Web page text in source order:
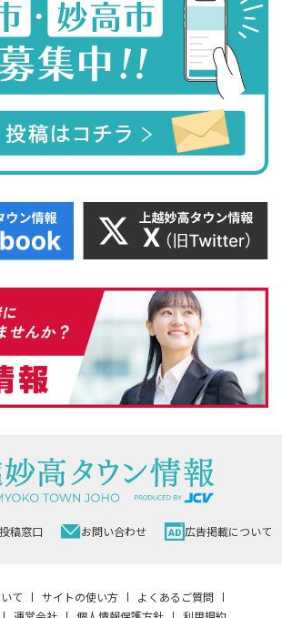
投稿窓口 お問い合わせ 広告掲載について
て サイトの使い方
よくあるご質問